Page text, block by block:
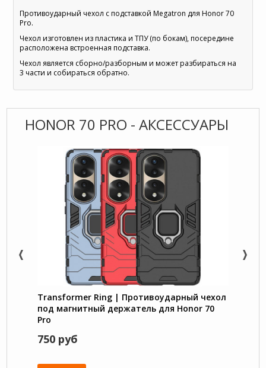
Противоударный чехол с подставкой Megatron для Honor 70
Pro.
Чехол изготовлен из пластика и ТПУ (по бокам), посередине
расположена встроенная подставка.
Чехол является сборно/разборным и может разбираться на
3 части и собираться обратно.
HONOR 70 PRO - АКСЕССУАРЫ
Transformer Ring | Противоударный чехол
под магнитный держатель для Honor 70
Pro
750 руб